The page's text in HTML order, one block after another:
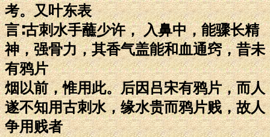
考。又叶东表
言∶古刺水手蘸少许， 入鼻中，能骤长精
神，强骨力，其香气盖能和血通窍，昔未
有鸦片
烟以前，惟用此。后因吕宋有鸦片，而人
遂不知用古刺水，缘水贵而鸦片贱，故人
争用贱者